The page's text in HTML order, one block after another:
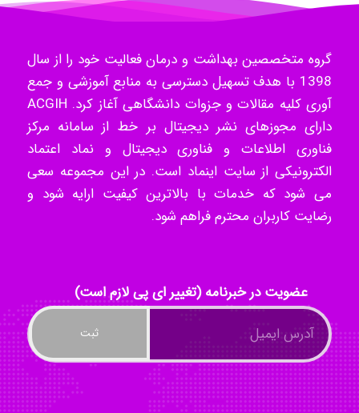
Hossein Znd
k.aryan
ilhan200
Mohammad
Tavan
گروه متخصصین بهداشت و درمان فعالیت خود را از سال
1398 با هدف تسهیل دسترسی به منابع آموزشی و جمع
آوری کلیه مقالات و جزوات دانشگاهی آغاز کرد. ACGIH
دارای مجوزهای نشر دیجیتال بر خط از سامانه مرکز
فناوری اطلاعات و فناوری دیجیتال و نماد اعتماد
الکترونیکی از سایت اینماد است. در این مجموعه سعی
می شود که خدمات با بالاترین کیفیت ارایه شود و
رضایت کاربران محترم فراهم شود.
عضویت در خبرنامه (تغییر ای پی لازم است)